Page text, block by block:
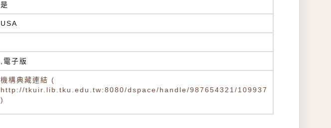
是
USA
,電子版
機構典藏連結 (
http://tkuir.lib.tku.edu.tw:8080/dspace/handle/987654321/109937
)